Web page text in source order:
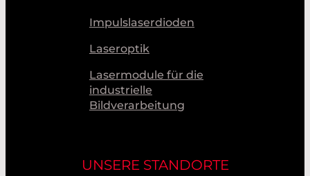
Impulslaserdioden
Laseroptik
Lasermodule für die
industrielle
Bildverarbeitung
UNSERE STANDORTE